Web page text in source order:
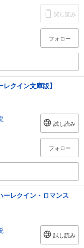
試し読み
フォロー
クイン文庫版】
試し読み
フォロー
ーレクイン・ロマンス
試し読み